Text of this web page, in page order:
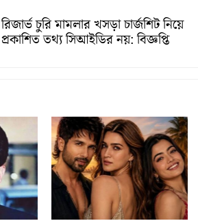
রিজার্ভ চুরি মামলার খসড়া চার্জশিট নিয়ে
প্রকাশিত তথ্য সিআইডির নয়: বিজ্ঞপ্তি